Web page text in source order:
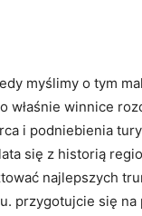
myślimy o tym
właśnie winnice
i podniebienia
się z historią
najlepszych⁢
przygotujcie się